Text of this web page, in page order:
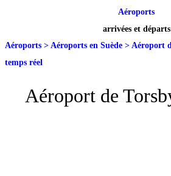
Aéroports
arrivées et départs
Aéroports > Aéroports en Suède > Aéroport
temps réel
Aéroport de